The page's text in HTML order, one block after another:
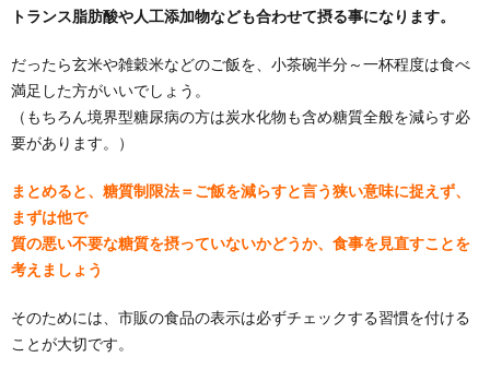
トランス脂肪酸や人工添加物なども合わせて摂る事になります。
だったら玄米や雑穀米などのご飯を、小茶碗半分～一杯程度は食べ
満足した方がいいでしょう。
（もちろん境界型糖尿病の方は炭水化物も含め糖質全般を減らす必
要があります。）
まとめると、糖質制限法＝ご飯を減らすと言う狭い意味に捉えず、
まずは他で
質の悪い不要な糖質を摂っていないかどうか、食事を見直すことを
考えましょう
そのためには、市販の食品の表示は必ずチェックする習慣を付ける
ことが大切です。